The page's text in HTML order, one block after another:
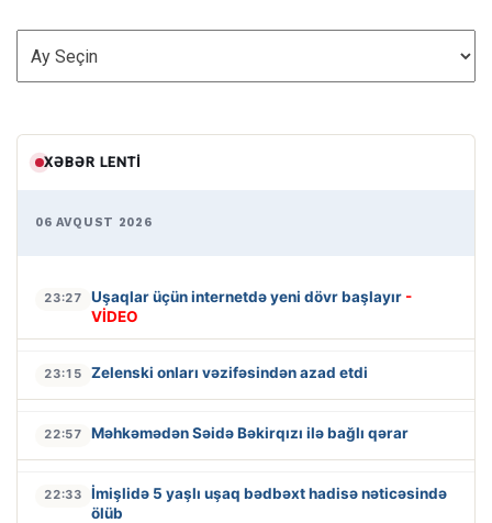
ARXİV
XƏBƏR LENTI
06 AVQUST 2026
23:27 Uşaqlar üçün internetdə yeni dövr başlayır -
VİDEO
23:15 Zelenski onları vəzifəsindən azad etdi
22:57 Məhkəmədən Səidə Bəkirqızı ilə bağlı qərar
22:33
İmişlidə 5 yaşlı uşaq bədbəxt hadisə nəticəsində
ölüb